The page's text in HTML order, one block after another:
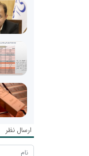
ارسال نظر